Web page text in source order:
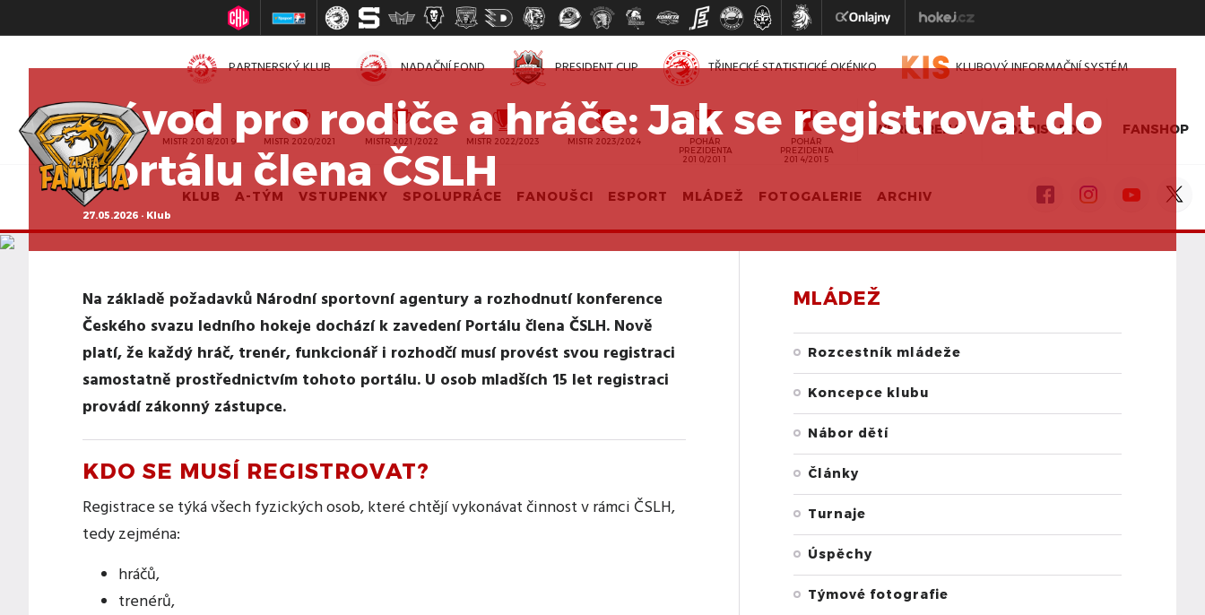
PARTNERSKÝ KLUB NADAČNÍ FOND PRESIDENT CUP TŘINECKÉ STATISTICKÉ OKÉNKO KLUBOVÝ INFORMAČNÍ SYSTÉM
MISTR 2010/2011 MISTR 2018/2019 MISTR 2020/2021 MISTR 2021/2022 MISTR 2022/2023 MISTR 2023/2024
POHÁR
PREZIDENTA
2010/2011
POHÁR
PREZIDENTA
2014/2015
WERK ARENA ROZPIS LEDU FANSHOP
KLUB A-TÝM VSTUPENKY SPOLUPRÁCE FANOUŠCI ESPORT MLÁDEŽ FOTOGALERIE ARCHIV
Návod pro rodiče a hráče: Jak se registrovat do
portálu člena ČSLH
27.05.2026 · Klub
Na základě požadavků Národní sportovní agentury a rozhodnutí konference
Českého svazu ledního hokeje dochází k zavedení Portálu člena ČSLH. Nově
platí, že každý hráč, trenér, funkcionář i rozhodčí musí provést svou registraci
samostatně prostřednictvím tohoto portálu. U osob mladších 15 let registraci
provádí zákonný zástupce.
KDO SE MUSÍ REGISTROVAT?
Registrace se týká všech fyzických osob, které chtějí vykonávat činnost v rámci ČSLH,
tedy zejména:
hráčů,
trenérů,
MLÁDEŽ
Rozcestník mládeže
Koncepce klubu
Nábor dětí
Články
Turnaje
Úspěchy
Týmové fotografie